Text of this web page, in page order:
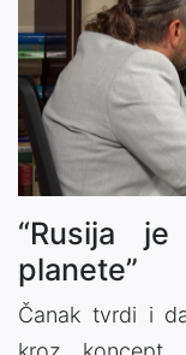
“Rusija
planete”
Čanak tvrdi i